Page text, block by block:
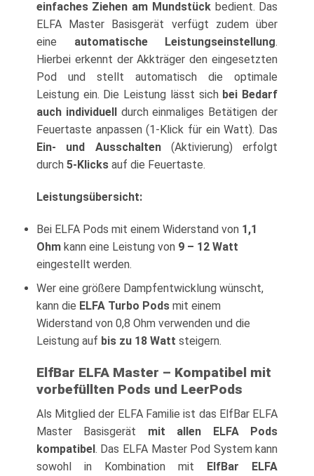
einfaches Ziehen am Mundstückbedient. Das
ELFA Master Basisgerät verfügt zudem über
eine automatische Leistungseinstellung.
Hierbei erkennt der Akkträger den eingesetzten
Pod und stellt automatisch die optimale
Leistung ein. Die Leistung lässt sich bei Bedarf
auch individuelldurch einmaliges Betätigen der
Feuertaste anpassen (1-Klick für ein Watt). Das
Ein- und Ausschalten(Aktivierung) erfolgt
durch 5-Klicksauf die Feuertaste.
Leistungsübersicht:
Bei ELFA Pods mit einem Widerstand von 1,1
Ohmkann eine Leistung von 9 – 12 Watt
eingestellt werden.
Wer eine größere Dampfentwicklung wünscht,
kann die ELFA Turbo Podsmit einem
Widerstand von 0,8 Ohm verwenden und die
Leistung auf bis zu 18 Watt steigern.
ElfBar ELFA Master – Kompatibel mit
vorbefüllten Pods und LeerPods
Als Mitglied der ELFA Familie ist das ElfBar ELFA
Master Basisgerät mit allen ELFA Pods
kompatibel. Das ELFA Master Pod System kann
sowohl in Kombination mit ElfBar ELFA